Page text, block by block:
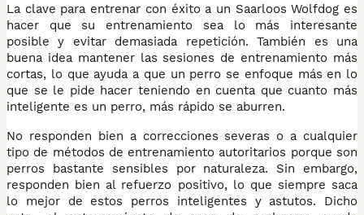
La clave para entrenar con éxito a un Saarloos Wolfdog es
hacer que su entrenamiento sea lo más interesante
posible y evitar demasiada repetición. También es una
buena idea mantener las sesiones de entrenamiento más
cortas, lo que ayuda a que un perro se enfoque más en lo
que se le pide hacer teniendo en cuenta que cuanto más
inteligente es un perro, más rápido se aburren.
No responden bien a correcciones severas o a cualquier
tipo de métodos de entrenamiento autoritarios porque son
perros bastante sensibles por naturaleza. Sin embargo,
responden bien al refuerzo positivo, lo que siempre saca
lo mejor de estos perros inteligentes y astutos. Dicho